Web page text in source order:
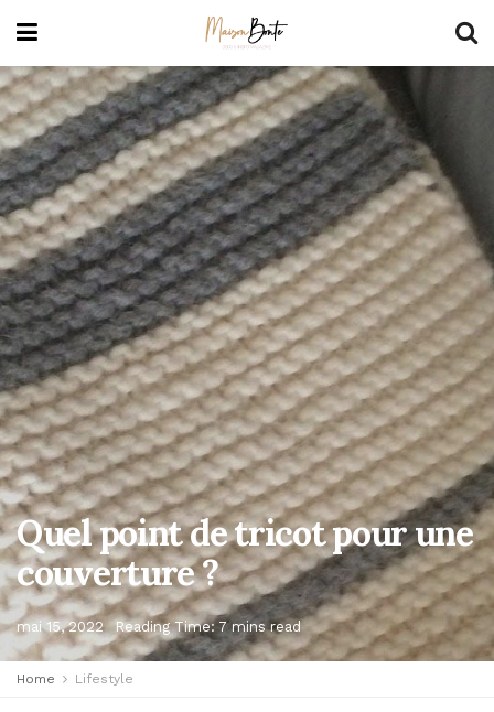
Quel point de tricot pour une
couverture ?
mai 15, 2022 Reading Time: 7 mins read
Home Lifestyle